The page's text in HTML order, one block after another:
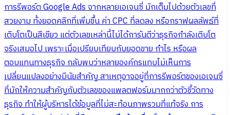
การรีพอร์ต Google Ads จากหลายเอเจนซี่ มักเต็มไปด้วยตัวเลขที่
สวยงาม ทั้งยอดคลิกที่เพิ่มขึ้น ค่า CPC ที่ลดลง หรือกราฟผลลัพธ์ที่
เติบโตเป็นสีเขียว แต่ตัวเลขเหล่านี้ไม่ได้การันตีว่าธุรกิจกำลังเติบโต
จริงเสมอไป เพราะเมื่อเปรียบเทียบกับยอดขาย กำไร หรือผล
ตอบแทนทางธุรกิจ กลับพบว่าหลายองค์กรแทบไม่เห็นการ
เปลี่ยนแปลงอย่างมีนัยสำคัญ สาเหตุอาจอยู่ที่การรีพอร์ตของเอเจนซี่
ที่มักให้ความสำคัญกับตัวเลขของแพลตฟอร์มมากกว่าตัวชี้วัดทาง
ธุรกิจ ทำให้ผู้บริหารได้ข้อมูลที่ไม่สะท้อนภาพรวมที่แท้จริง การ